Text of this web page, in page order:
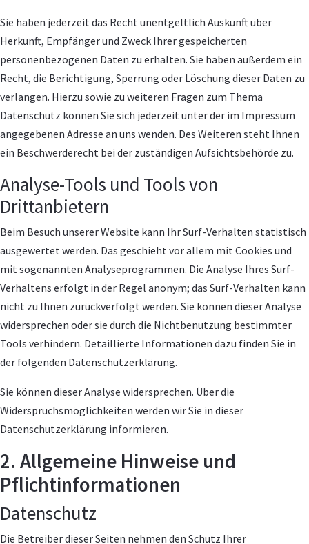
Sie haben jederzeit das Recht unentgeltlich Auskunft über
Herkunft, Empfänger und Zweck Ihrer gespeicherten
personenbezogenen Daten zu erhalten. Sie haben außerdem ein
Recht, die Berichtigung, Sperrung oder Löschung dieser Daten zu
verlangen. Hierzu sowie zu weiteren Fragen zum Thema
Datenschutz können Sie sich jederzeit unter der im Impressum
angegebenen Adresse an uns wenden. Des Weiteren steht Ihnen
ein Beschwerderecht bei der zuständigen Aufsichtsbehörde zu.
Analyse-Tools und Tools von
Drittanbietern
Beim Besuch unserer Website kann Ihr Surf-Verhalten statistisch
ausgewertet werden. Das geschieht vor allem mit Cookies und
mit sogenannten Analyseprogrammen. Die Analyse Ihres Surf-
Verhaltens erfolgt in der Regel anonym; das Surf-Verhalten kann
nicht zu Ihnen zurückverfolgt werden. Sie können dieser Analyse
widersprechen oder sie durch die Nichtbenutzung bestimmter
Tools verhindern. Detaillierte Informationen dazu finden Sie in
der folgenden Datenschutzerklärung.
Sie können dieser Analyse widersprechen. Über die
Widerspruchsmöglichkeiten werden wir Sie in dieser
Datenschutzerklärung informieren.
2. Allgemeine Hinweise und
Pflichtinformationen
Datenschutz
Die Betreiber dieser Seiten nehmen den Schutz Ihrer